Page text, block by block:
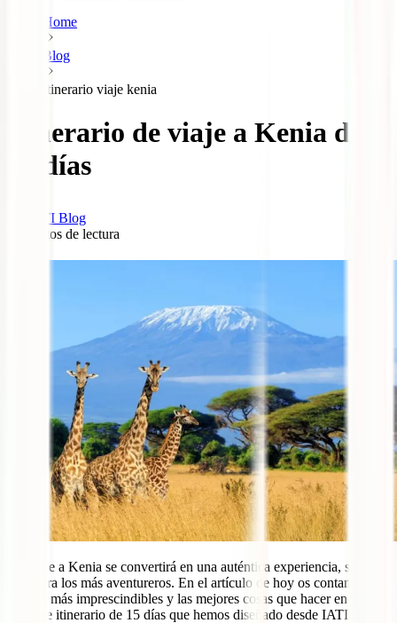
Home
Blog
Itinerario viaje kenia
Itinerario de viaje a Kenia de
15 días
IATI Blog
minutos de lectura
Un viaje a Kenia se convertirá en una auténtica experiencia, solo
apta para los más aventureros. En el artículo de hoy os contamos los
lugares más imprescindibles y las mejores cosas que hacer en Kenia,
con este itinerario de 15 días que hemos diseñado desde IATI,